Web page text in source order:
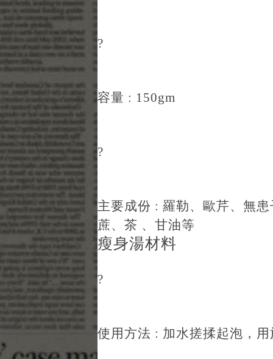
?
容量 : 150gm
?
主要成份 : 羅勒、歐芹、無
蔗、茶 、甘油等
瘦身湯材料
?
使用方法 : 加水搓揉起泡，